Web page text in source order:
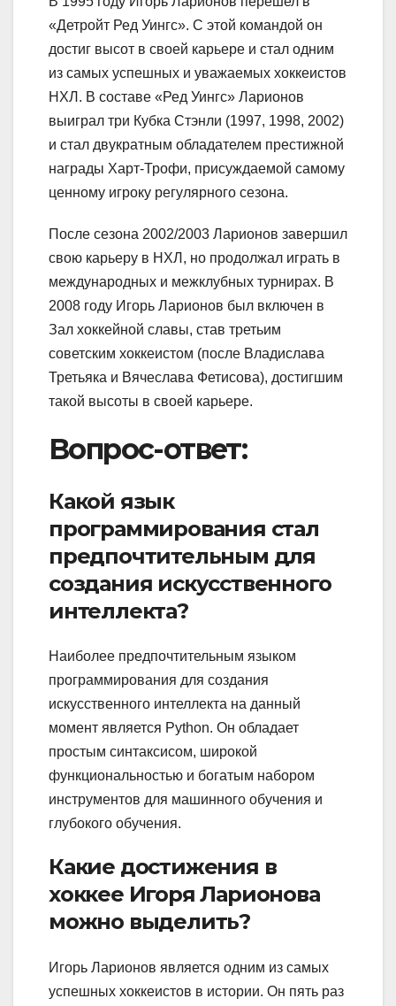
«Детройт Ред Уингс». С этой командой он
достиг высот в своей карьере и стал одним
из самых успешных и уважаемых хоккеистов
НХЛ. В составе «Ред Уингс» Ларионов
выиграл три Кубка Стэнли (1997, 1998, 2002)
и стал двукратным обладателем престижной
награды Харт-Трофи, присуждаемой самому
ценному игроку регулярного сезона.
После сезона 2002/2003 Ларионов завершил
свою карьеру в НХЛ, но продолжал играть в
международных и межклубных турнирах. В
2008 году Игорь Ларионов был включен в
Зал хоккейной славы, став третьим
советским хоккеистом (после Владислава
Третьяка и Вячеслава Фетисова), достигшим
такой высоты в своей карьере.
Вопрос-ответ:
Какой язык
программирования стал
предпочтительным для
создания искусственного
интеллекта?
Наиболее предпочтительным языком
программирования для создания
искусственного интеллекта на данный
момент является Python. Он обладает
простым синтаксисом, широкой
функциональностью и богатым набором
инструментов для машинного обучения и
глубокого обучения.
Какие достижения в
хоккее Игоря Ларионова
можно выделить?
Игорь Ларионов является одним из самых
успешных хоккеистов в истории. Он пять раз